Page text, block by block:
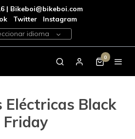
| Bikeboi@bikeboi.com
Twitter
Instagram
idioma
0
Eléctricas Black
Friday